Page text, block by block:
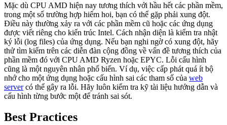
Mặc dù CPU AMD hiện nay tương thích với hầu hết các phần mềm,
trong một số trường hợp hiếm hoi, bạn có thể gặp phải xung đột.
Điều này thường xảy ra với các phần mềm cũ hoặc các ứng dụng
được viết riêng cho kiến trúc Intel. Cách nhận diện là kiểm tra nhật
ký lỗi (log files) của ứng dụng. Nếu bạn nghi ngờ có xung đột, hãy
thử tìm kiếm trên các diễn đàn cộng đồng về vấn đề tương thích của
phần mềm đó với CPU AMD Ryzen hoặc EPYC. Lỗi cấu hình
cũng là một nguyên nhân phổ biến. Ví dụ, việc cấp phát quá ít bộ
nhớ cho một ứng dụng hoặc cấu hình sai các tham số của web
servercó thể gây ra lỗi. Hãy luôn kiểm tra kỹ tài liệu hướng dẫn và
cấu hình từng bước một để tránh sai sót.
Best Practices